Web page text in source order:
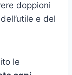
doppioni
e del
le